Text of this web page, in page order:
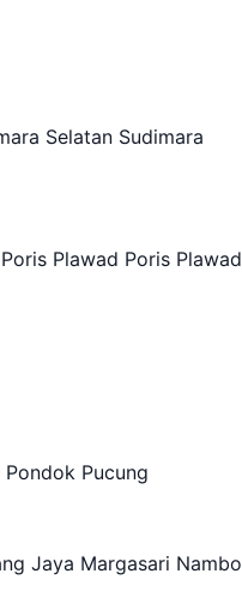
Selatan Sudimara
Plawad Poris Plawad
Pucung
Jaya Margasari Nambo